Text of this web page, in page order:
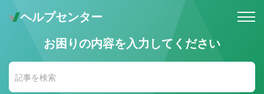
ヘルプセンター
メールでのお問い合わせ
お困りの内容を入力してください